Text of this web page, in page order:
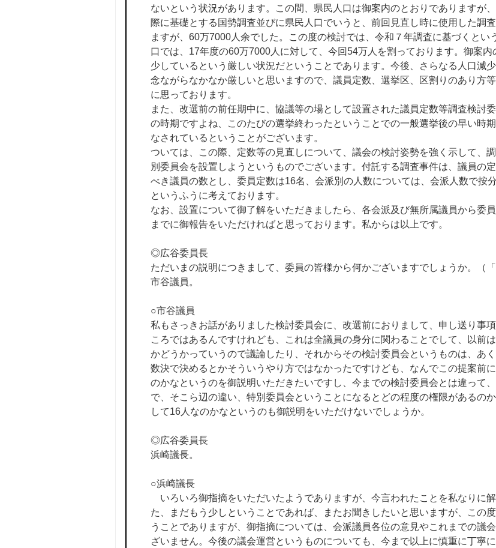
ないという状況があります。この間、県民人口は御案内のとおりでありますが
際に基礎とする国勢調査並びに県民人口でいうと、前回見直し時に使用した調
ますが、60万7000人余でした。この度の検討では、令和７年調査に基づくとい
口では、17年度の60万7000人に対して、今回54万人を割っております。御案
少しているという厳しい状況だということであります。今後、さらなる人口減
念ながらなかなか厳しいと思いますので、議員定数、選挙区、区割りのあり方
に思っております。
また、改選前の前任期中に、協議等の場として設置された議員定数等調査検討
の時期ですよね、このたびの選挙終わったということでの一般選挙後の早い時
なされているということがございます。
ついては、この際、定数等の見直しについて、議会の検討姿勢を強く示して、
別委員会を設置しようというものでございます。付託する調査事件は、議員の
べき議員の数とし、委員定数は16名、会派別の人数については、会派人数で按
というふうに考えております。
なお、設置について御了解をいただきましたら、各会派及び無所属議員から委
までに御報告をいただければと思っております。私からは以上です。
◎広谷委員長
ただいまの説明につきまして、委員の皆様から何かございますでしょうか。（
市谷議員。
○市谷議員
私もさっきお話がありました検討委員会に、改選前におりまして、申し送り事
ころではあるんですけれども、これは全議員の身分に関わることでして、以前
かどうかっていうので議論したり、それからその検討委員会というものは、あ
数決で決めるとかそういうやり方ではなかったですけども、なんでこの提案前
のかなというのを御説明いただきたいですし、今までの検討委員会とは違って
で、そこら辺の違い、特別委員会ということになるとどの程度の権限があるの
して16人なのかなというのも御説明をいただけないでしょうか。
◎広谷委員長
浜崎議長。
○浜崎議長
いろいろ御指摘をいただいたようでありますが、今言われたことを私なりに
た、まだもう少しということであれば、またお聞きしたいと思いますが、この
うことでありますが、御指摘については、会派議員各位の意見やこれまでの議
ざいません。今後の議会運営というものについても、今まで以上に慎重に丁寧